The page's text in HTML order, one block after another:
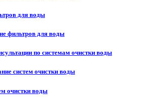
для воды
фильтров для воды
по системам очистки воды
систем очистки воды
очистки воды